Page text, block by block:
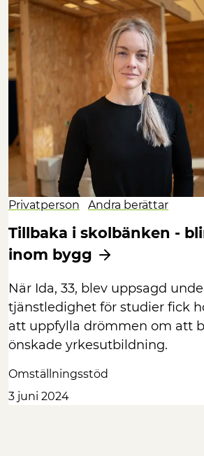
Privatperson Andra berättar
Tillbaka i skolbänken -
inom bygg
När Ida, 33, blev uppsagd
tjänstledighet för studier fick
att uppfylla drömmen om att
önskade yrkesutbildning.
Omställningsstöd
3 juni 2024